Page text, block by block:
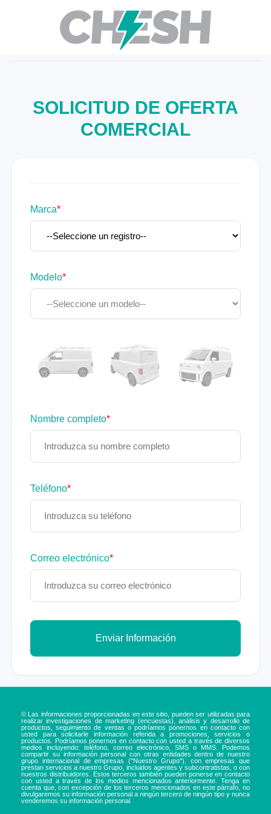
SOLICITUD DE OFERTA
COMERCIAL
Marca*
Modelo*
Nombre completo*
Teléfono*
Correo electrónico*
Enviar Información
© Las informaciones proporcionadas en este sitio, pueden ser utilizadas para
realizar investigaciones de marketing (encuestas), análisis y desarrollo de
productos, seguimiento de ventas o podríamos ponernos en contacto con
usted para solicitarle información referida a promociones, servicios o
productos. Podríamos ponernos en contacto con usted a través de diversos
medios incluyendo: teléfono, correo electrónico, SMS o MMS. Podemos
compartir su información personal con otras entidades dentro de nuestro
grupo internacional de empresas ("Nuestro Grupo"), con empresas que
prestan servicios a nuestro Grupo, incluidos agentes y subcontratistas, o con
nuestros distribuidores. Estos terceros también pueden ponerse en contacto
con usted a través de los medios mencionados anteriormente. Tenga en
cuenta que, con excepción de los terceros mencionados en este párrafo, no
divulgaremos su información personal a ningún tercero de ningún tipo y nunca
venderemos su información personal.